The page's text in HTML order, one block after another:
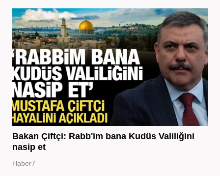
Bakan Çiftçi: Rabb'im bana Kudüs Valiliğini
nasip et
Haber7